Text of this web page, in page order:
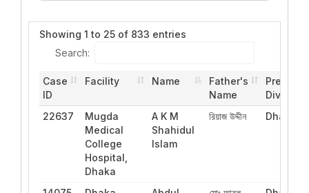
Showing 1 to 25 of 833 entries
Search:
Case
ID
Facility Name
Father's
Name
Present
Division
22637
Mugda
Medical
College
Hospital,
Dhaka
A K M
Shahidul
Islam
রিয়াজ উদ্দীন Dhaka